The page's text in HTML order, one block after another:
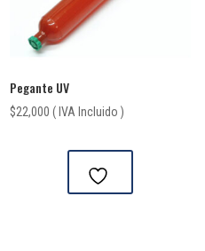
Pegante UV
$22,000 ( IVA Incluido )